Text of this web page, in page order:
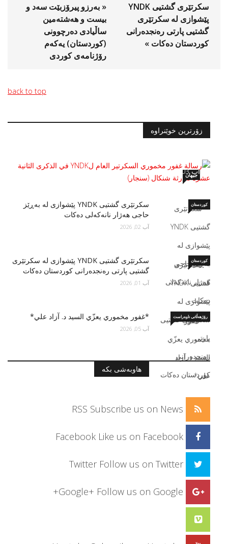
« بەرزو پيرۆزبێت سه‌د و
بیست و هەشتە‌مين
ساڵيادى ده‌رچوونى
(كوردستان) يه‌كه‌م
رۆژنامه‌ى كوردى
سكرتێری گشتیی YNDK
پێشوازی لە سکرتێرى
گشتیى پارتى رەنجدەرانى
کوردستان دەكات »
back to top
زۆرترین خوێنراوە
آب 03, 2026
جیهان
سكرتێری گشتیی YNDK پێشوازى لە بەڕێز
حاجی هەژار نانەکەلی دەکات
کوردستان
آب 02, 2026
سكرتێری گشتیی YNDK پێشوازی لە سکرتێرى
گشتیى پارتى رەنجدەرانى کوردستان دەكات
کوردستان
آب 01, 2026
*غفور مخموري يعزّي السید د. آزاد علي* رۆژهەڵاتی ناوەراست
آب 05, 2026
هاوبەشی بکە
RSS Subscribe us on News
Facebook Like us on Facebook
Twitter Follow us on Twitter
Google+ Follow us on Google+